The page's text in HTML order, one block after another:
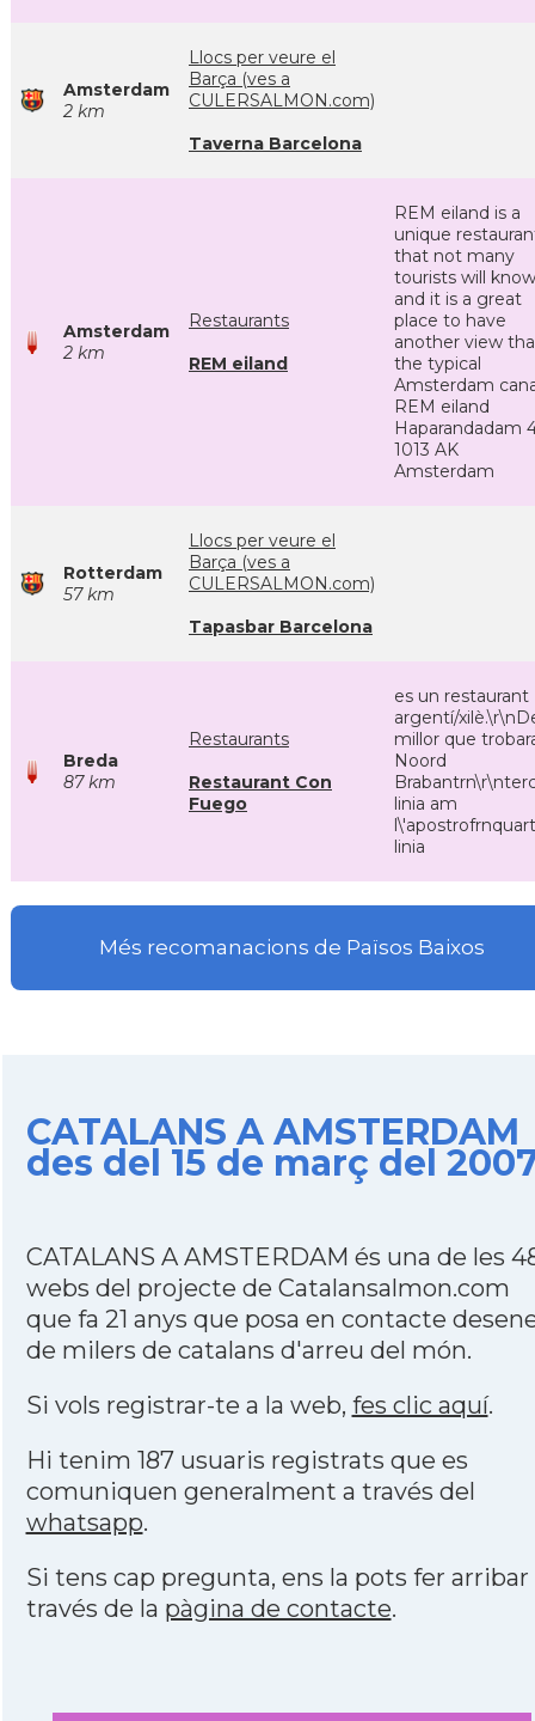
Amsterdam
2 km
Llocs per veure el
Barça (ves a
CULERSALMON.com)
Taverna Barcelona
Amsterdam
2 km
Restaurants
REM eiland
REM eiland is a
unique
that not many
tourists will know
and it is a great
place to have
another view
the typical
Amsterdam
REM eiland
Haparandadam
1013 AK
Amsterdam
Rotterdam
57 km
Llocs per veure el
Barça (ves a
CULERSALMON.com)
Tapasbar Barcelona
Breda
87 km
Restaurants
Restaurant Con
Fuego
es un restaurant
argentí/
millor que
Noord
linia am
linia
Més recomanacions de Països Baixos
CATALANS A AMSTERDAM
des del 15 de març del
CATALANS A AMSTERDAM és una de les
webs del projecte de Catalansalmon.com
que fa 21 anys que posa en contacte
de milers de catalans d'arreu del món.
Si vols registrar-te a la web, fes clic aquí.
Hi tenim 187 usuaris registrats que es
comuniquen generalment a través del
whatsapp.
Si tens cap pregunta, ens la pots fer arribar
través de la pàgina de contacte.